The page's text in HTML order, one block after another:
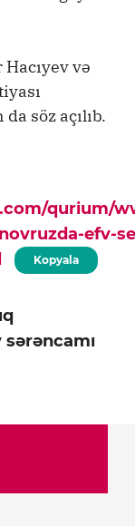
və
söz açılıb.
qurium/
efv-
Kopyala